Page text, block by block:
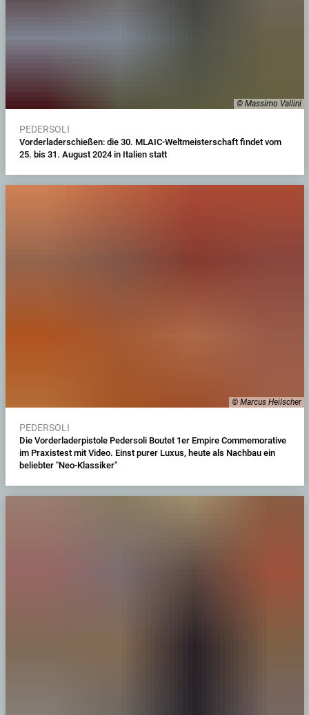
© Massimo Vallini
PEDERSOLI
Vorderladerschießen: die 30. MLAIC-Weltmeisterschaft findet vom
25. bis 31. August 2024 in Italien statt
© Marcus Heilscher
PEDERSOLI
Die Vorderladerpistole Pedersoli Boutet 1er Empire Commemorative
im Praxistest mit Video. Einst purer Luxus, heute als Nachbau ein
beliebter "Neo-Klassiker"